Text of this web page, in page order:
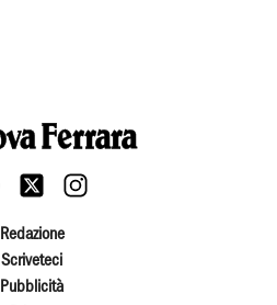
Redazione
Scriveteci
Pubblicità